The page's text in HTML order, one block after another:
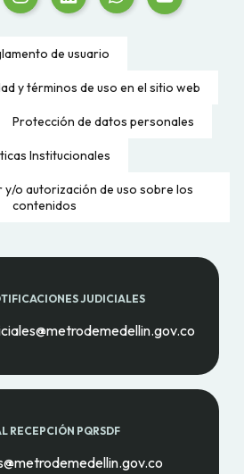
de usuario
y términos de uso en el sitio web
Protección de datos personales
Institucionales
o autorización de uso sobre los
contenidos
JUDICIALES
RECEPCIÓN PQRSDF